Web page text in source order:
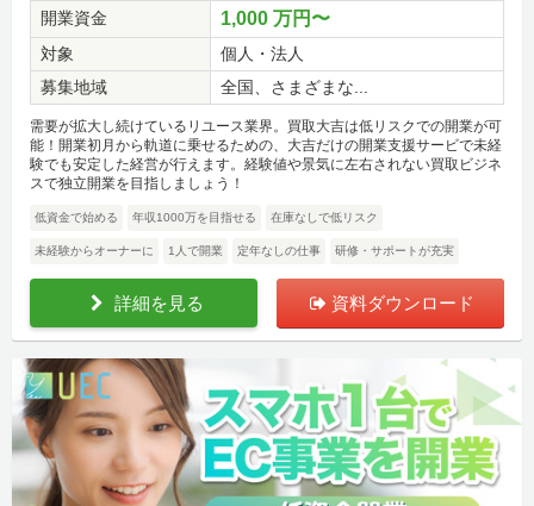
開業資金
1,000 万円〜
対象
個人・法人
募集地域
全国、さまざまな...
需要が拡大し続けているリユース業界。買取大吉は低リスクでの開業が可
能！開業初月から軌道に乗せるための、大吉だけの開業支援サービで未経
験でも安定した経営が行えます。経験値や景気に左右されない買取ビジネ
スで独立開業を目指しましょう！
低資金で始める 年収1000万を目指せる 在庫なしで低リスク
未経験からオーナーに 1人で開業 定年なしの仕事 研修・サポートが充実
詳細を見る 資料ダウンロード